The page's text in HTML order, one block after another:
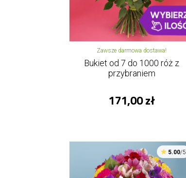
Zawsze darmowa dostawa!
Bukiet od 7 do 1000 róż z
przybraniem
171,00 zł
5.00/5